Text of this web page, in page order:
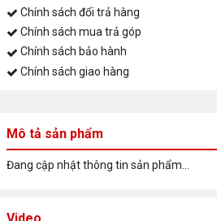
Chính sách đổi trả hàng
Chính sách mua trả góp
Chính sách bảo hành
Chính sách giao hàng
Mô tả sản phẩm
Đang cập nhật thông tin sản phẩm...